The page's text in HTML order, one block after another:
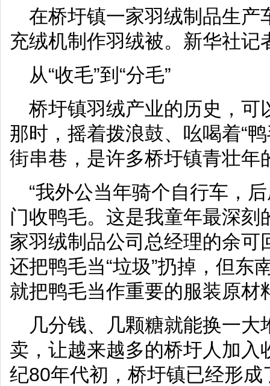
在桥圩镇一家羽绒制品生产
充绒机制作羽绒被。新华社记
从“收毛”到“分毛”
桥圩镇羽绒产业的历史，可
那时，摇着拨浪鼓、吆喝着“
街串巷，是许多桥圩镇青壮年
“我外公当年骑个自行车，
门收鸭毛。这是我童年最深刻
家羽绒制品公司总经理的余可
还把鸭毛当“垃圾”扔掉，但东
就把鸭毛当作重要的服装原材
几分钱、几颗糖就能换一大
卖，让越来越多的桥圩人加入
纪80年代初，桥圩镇已经形